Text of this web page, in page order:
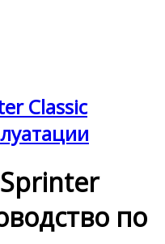
Classic
по